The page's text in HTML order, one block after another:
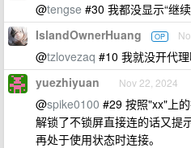
@tengse #30 我都没显示“继
IslandOwnerHuang OP
@tzlovezaq #10 我就没开代
yuezhiyuan Nov 22, 2024
@spike0100 #29 按照"xx"上
解锁了不锁屏直接连的话又提
再处于使用状态时连接。